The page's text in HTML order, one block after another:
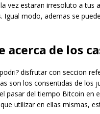
vez estaran irresoluto a tus
Igual modo, ademas se
acerca de los
disfrutar con seccion
son los consentidas de los
pasar del tiempo Bitcoin en
utilizar en ellas mismas,